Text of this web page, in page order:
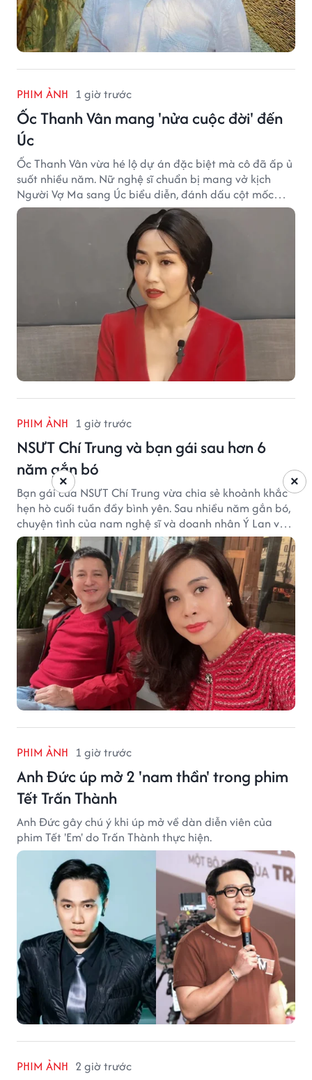
PHIM ẢNH 1 giờ trước
Ốc Thanh Vân mang 'nửa cuộc đời' đến
Úc
Ốc Thanh Vân vừa hé lộ dự án đặc biệt mà cô đã ấp ủ
suốt nhiều năm. Nữ nghệ sĩ chuẩn bị mang vở kịch
Người Vợ Ma sang Úc biểu diễn, đánh dấu cột mốc
đáng nhớ trong hành trình làm nghề.
PHIM ẢNH 1 giờ trước
NSƯT Chí Trung và bạn gái sau hơn 6
năm gắn bó
Bạn gái của NSƯT Chí Trung vừa chia sẻ khoảnh khắc
hẹn hò cuối tuần đầy bình yên. Sau nhiều năm gắn bó,
chuyện tình của nam nghệ sĩ và doanh nhân Ý Lan vẫn
nhận được sự quan tâm từ công chúng.
PHIM ẢNH 1 giờ trước
Anh Đức úp mở 2 'nam thần' trong phim
Tết Trấn Thành
Anh Đức gây chú ý khi úp mở về dàn diễn viên của
phim Tết 'Em' do Trấn Thành thực hiện.
PHIM ẢNH 2 giờ trước
×
×